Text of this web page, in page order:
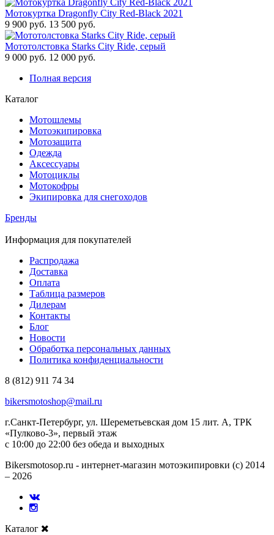
Мотокуртка Dragonfly City Red-Black 2021
9 900 руб. 13 500 руб.
Мототолстовка Starks City Ride, серый
9 000 руб. 12 000 руб.
Полная версия
Каталог
Мотошлемы
Мотоэкипировка
Мотозащита
Одежда
Аксессуары
Мотоциклы
Мотокофры
Экипировка для снегоходов
Бренды
Информация для покупателей
Распродажа
Доставка
Оплата
Таблица размеров
Дилерам
Контакты
Блог
Новости
Обработка персональных данных
Политика конфиденциальности
8 (812) 911 74 34
bikersmotoshop@mail.ru
г.Санкт-Петербург, ул. Шереметьевская дом 15 лит. А, ТРК
«Пулково-3», первый этаж
с 10:00 до 22:00 без обеда и выходных
Bikersmotosop.ru - интернет-магазин мотоэкипировки (c) 2014
– 2026
Каталог